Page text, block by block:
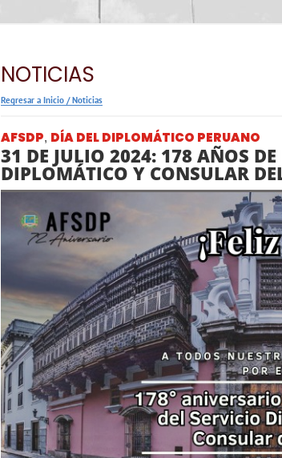
NOTICIAS
Regresar a Inicio /Noticias
AFSDP, DÍA DEL DIPLOMÁTICO PERUANO
31 DE JULIO 2024: 178 AÑOS
DIPLOMÁTICO Y CONSULAR